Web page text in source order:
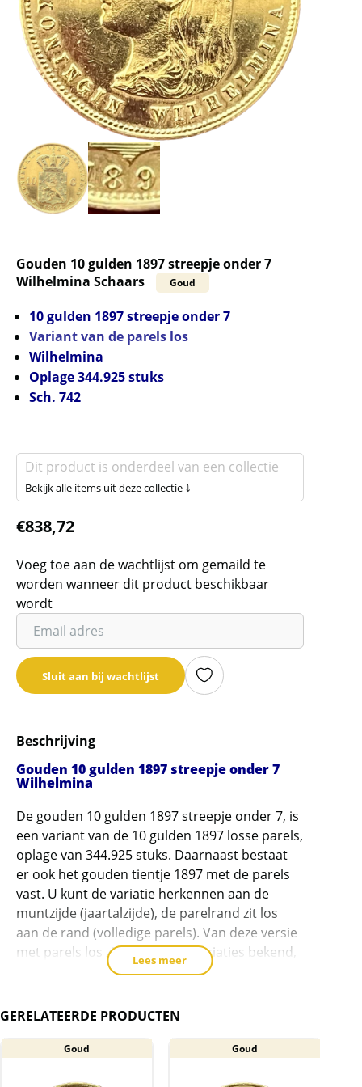
Gouden 10 gulden 1897 streepje onder 7
Wilhelmina Schaars
Goud
10 gulden 1897 streepje onder 7
Variant van de parels los
Wilhelmina
Oplage 344.925 stuks
Sch. 742
Dit product is onderdeel van een collectie
Bekijk alle items uit deze collectie ⤵
€838,72
Voeg toe aan de wachtlijst om gemaild te
worden wanneer dit product beschikbaar
wordt
Vul
je
email
adres
de
wachtlijst
voor
product
toe
te
voegen
Sluit aan bij wachtlijst
Beschrijving
Gouden 10 gulden 1897 streepje onder 7
Wilhelmina
De gouden 10 gulden 1897 streepje onder 7, is
een variant van de 10 gulden 1897 losse parels,
oplage van 344.925 stuks. Daarnaast bestaat
er ook het gouden tientje 1897 met de parels
vast. U kunt de variatie herkennen aan de
muntzijde (jaartalzijde), de parelrand zit los
aan de rand (volledige parels). Van deze versie
met parels los zijn meerdere variaties bekend,
zoals de overslag uit 1892,met een extra
Oplage
Gouden tientjes zijn tussen 1892-1933 in
verschillende oplages geslagen. Totaal zijn er
ruim 20 miljoen 10 gulden munten geslagen. In
Lees meer
GERELATEERDE PRODUCTEN
Goud Goud